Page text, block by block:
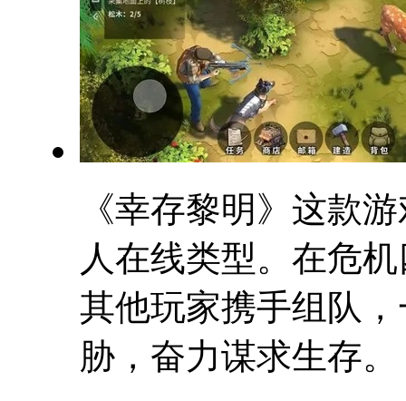
《幸存黎明》这款
人在线类型。在危
其他玩家携手组队
胁，奋力谋求生存。